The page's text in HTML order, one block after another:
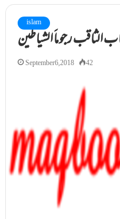
islam
الثاقب رجوماََ الشیاطین
September 6, 2018 42